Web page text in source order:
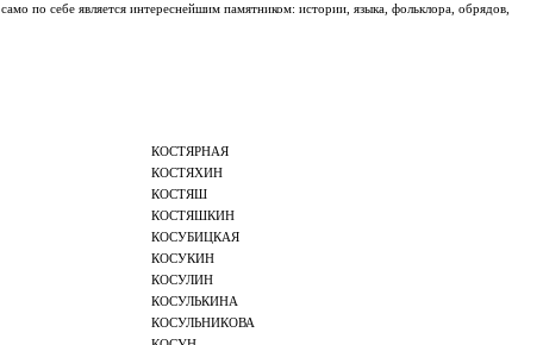
по себе является интереснейшим памятником: истории, языка, фольклора, обрядов,
КОСТЯРНАЯ
КОСТЯХИН
КОСТЯШ
КОСТЯШКИН
КОСУБИЦКАЯ
КОСУКИН
КОСУЛИН
КОСУЛЬКИНА
КОСУЛЬНИКОВА